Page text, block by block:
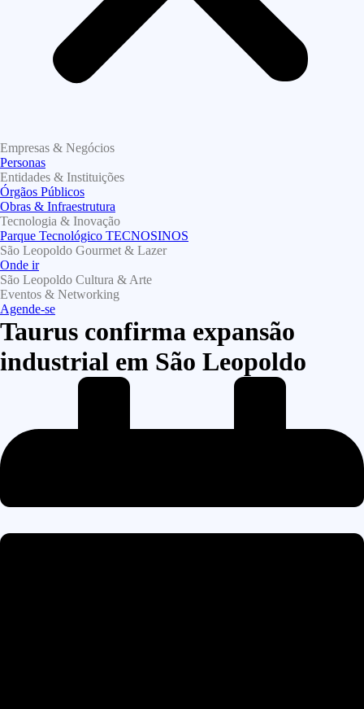
Empresas & Negócios
Personas
Entidades & Instituições
Órgãos Públicos
Obras & Infraestrutura
Tecnologia & Inovação
Parque Tecnológico TECNOSINOS
São Leopoldo Gourmet & Lazer
Onde ir
São Leopoldo Cultura & Arte
Eventos & Networking
Agende-se
Taurus confirma expansão
industrial em São Leopoldo